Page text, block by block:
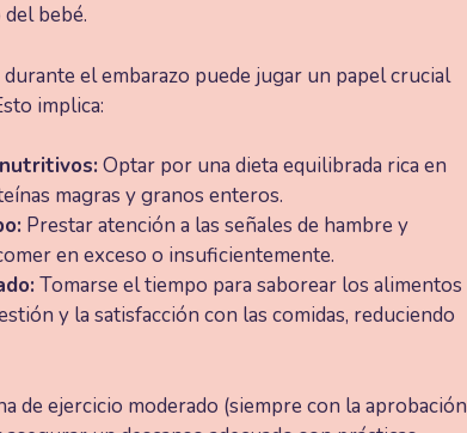
bebé.
el embarazo puede jugar un papel crucial
implica:
Optar por una dieta equilibrada rica en
magras y granos enteros.
Prestar atención a las señales de hambre y
en exceso o insuficientemente.
Tomarse el tiempo para saborear los alimentos
y la satisfacción con las comidas, reduciendo
de ejercicio moderado (siempre con la aprobación